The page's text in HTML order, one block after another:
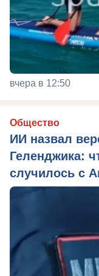
вчера в 12:50
Общество
ИИ назвал
Геленджика:
случилось с